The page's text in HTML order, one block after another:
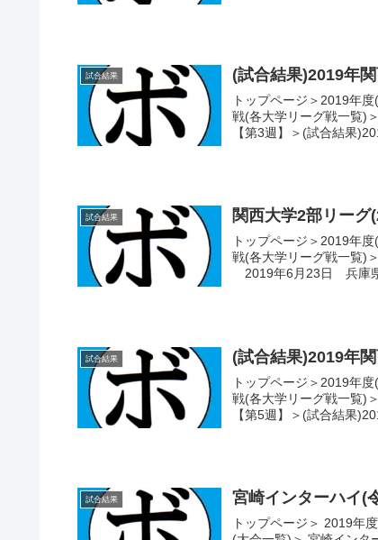
試合結果 (試合結果)2019年
トップページ＞2019年
戦(各大学リーグ戦一覧)
【第3週】＞(試合結果
試合結果 関西大学2部リーグ
トップページ＞2019年
戦(各大学リーグ戦一覧)
2019年6月23日 兵庫
試合結果 (試合結果)2019年
トップページ＞2019年
戦(各大学リーグ戦一覧)
【第5週】＞(試合結果
試合結果 宮崎インターハイ(
トップページ＞ 2019年